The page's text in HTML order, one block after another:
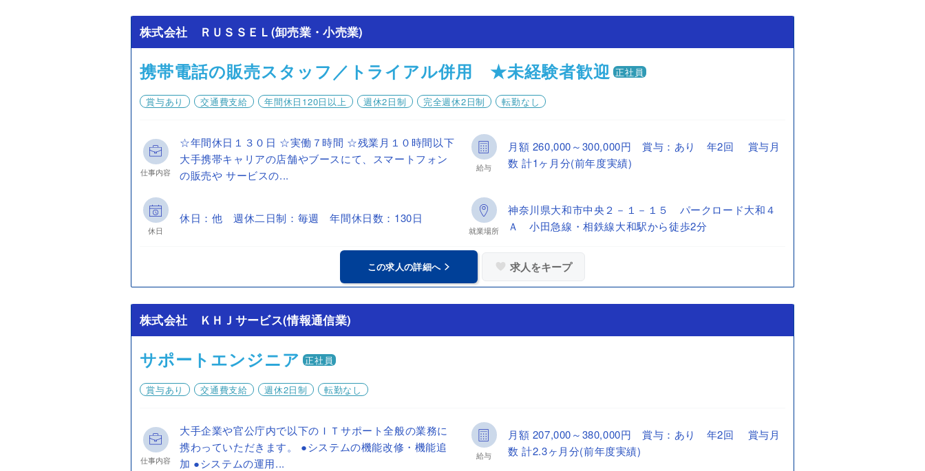
株式会社 ＲＵＳＳＥＬ(卸売業・小売業)
携帯電話の販売スタッフ／トライアル併用 ★未経験者歓迎 正社員
賞与あり 交通費支給 年間休日120日以上 週休2日制 完全週休2日制 転勤なし
仕事内容
☆年間休日１３０日 ☆実働７時間 ☆残業月１０時間以下
大手携帯キャリアの店舗やブースにて、スマートフォン
の販売や サービスの...
給与
月額 260,000～300,000円 賞与：あり 年2回 賞与月
数 計1ヶ月分(前年度実績)
休日
休日：他 週休二日制：毎週 年間休日数：130日
就業場所
神奈川県大和市中央２－１－１５ パークロード大和４
Ａ 小田急線・相鉄線大和駅から徒歩2分
この求人の詳細へ 求人をキープ
株式会社 ＫＨＪサービス(情報通信業)
サポートエンジニア 正社員
賞与あり 交通費支給 週休2日制 転勤なし
仕事内容
大手企業や官公庁内で以下のＩＴサポート全般の業務に
携わっていただきます。 ●システムの機能改修・機能追
加 ●システムの運用...
給与
月額 207,000～380,000円 賞与：あり 年2回 賞与月
数 計2.3ヶ月分(前年度実績)